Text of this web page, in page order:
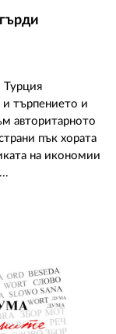
Турция
и търпението и
авторитарното
пък хората
на икономии